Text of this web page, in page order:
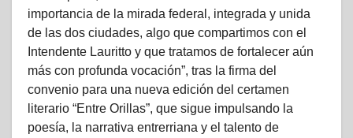
importancia de la mirada federal, integrada y unida
de las dos ciudades, algo que compartimos con el
Intendente Lauritto y que tratamos de fortalecer aún
más con profunda vocación”, tras la firma del
convenio para una nueva edición del certamen
literario “Entre Orillas”, que sigue impulsando la
poesía, la narrativa entrerriana y el talento de